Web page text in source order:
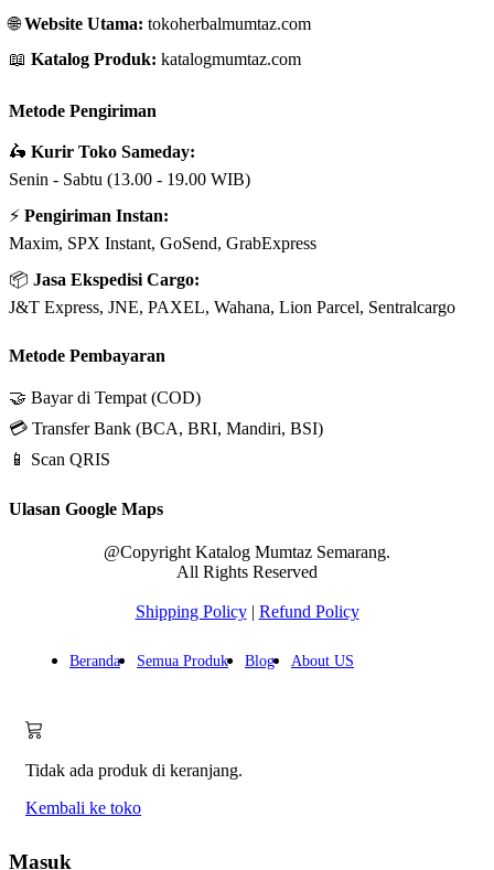
🌐Website Utama: tokoherbalmumtaz.com
📖 Katalog Produk: katalogmumtaz.com
Metode Pengiriman
🛵 Kurir Toko Sameday:
Senin - Sabtu (13.00 - 19.00 WIB)
⚡ Pengiriman Instan:
Maxim, SPX Instant, GoSend, GrabExpress
📦 Jasa Ekspedisi Cargo:
J&T Express, JNE, PAXEL, Wahana, Lion Parcel, Sentralcargo
Metode Pembayaran
🤝 Bayar di Tempat (COD)
💳 Transfer Bank (BCA, BRI, Mandiri, BSI)
📱 Scan QRIS
Ulasan Google Maps
@Copyright Katalog Mumtaz Semarang.
All Rights Reserved
Shipping Policy| Refund Policy
Beranda Semua Produk Blog About US
Tidak ada produk di keranjang.
Kembali ke toko
Masuk